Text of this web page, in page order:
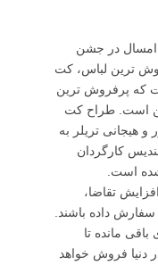
امسال در جشن
پرفروش ترین لباس، کت
که پرفروش ترین
است. طراح کت
هیجانی تریلر به
کارگردان
شده است.
تقاضا،
داده باشند.
مانده تا
کت در دنیا فروش خواهد